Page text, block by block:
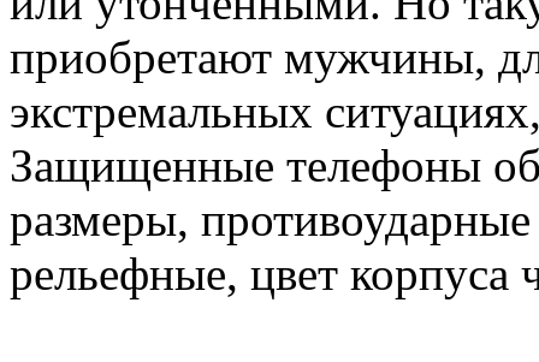
приобретают мужчины,
экстремальных
Защищенные телефоны
размеры,
рельефные, цвет корпуса